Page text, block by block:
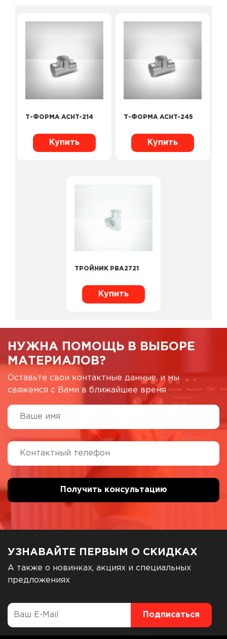
Т-ФОРМА ACHT-214
Купить
Т-ФОРМА ACHT-245
Купить
ТРОЙНИК PBA2721
Купить
НУЖНА ПОМОЩЬ В ВЫБОРЕ
МАТЕРИАЛОВ?
Оставьте свои контактные данные, и мы
свяжемся с Вами в ближайшее время
УЗНАВАЙТЕ ПЕРВЫМ О СКИДКАХ
А также о новинках, акциях и специальных
предложениях